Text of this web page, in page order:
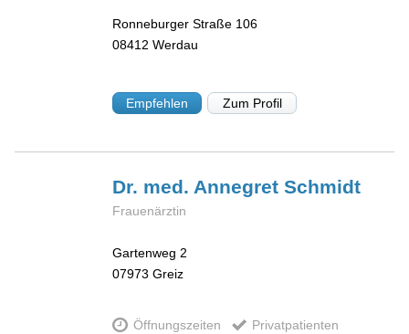
Ronneburger Straße 106
08412 Werdau
Empfehlen Zum Profil
Dr. med. AnnegretSchmidt
Frauenärztin
Gartenweg 2
07973 Greiz
Öffnungszeiten Privatpatienten